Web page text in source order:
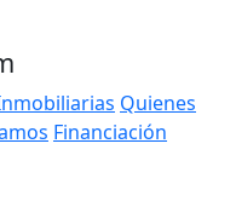
Quienes
Financiación